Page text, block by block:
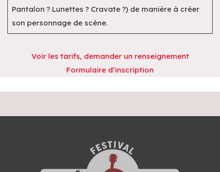
Pantalon ? Lunettes ? Cravate ?) de manière à créer
son personnage de scène.
Voir les tarifs, demander un renseignement
Formulaire d’inscription